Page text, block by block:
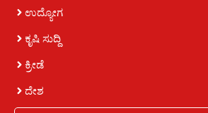
ಉದ್ಯೋಗ
ಕೃಷಿ ಸುದ್ದಿ
ಕ್ರೀಡೆ
ದೇಶ